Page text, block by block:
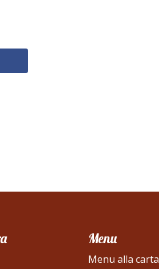
Menu
Menu alla carta